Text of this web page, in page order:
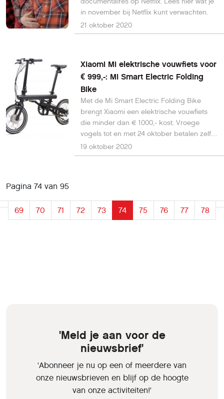
in november bij Netflix kunt verwachten.
21 oktober 2020
Xiaomi Mi elektrische vouwfiets voor
€ 999,-: Mi Smart Electric Folding
Bike
Met de Mi Smart Electric Folding Bike
brengt Xiaomi een elektrische vouwfiets
die minder dan € 1000,- kost. Vroege
vogels tot en met 24 oktober betalen zelfs
'maar' € 849,- voor deze 14,5 kg. 'zware'
fiets met een actieradius van 45 km.
19 oktober 2020
Pagina 74 van 95
69 70 71 72 73 74 75 76 77 78
'Meld je aan voor de
nieuwsbrief'
'Abonneer je nu op een of meerdere van
onze nieuwsbrieven en blijf op de hoogte
van onze activiteiten!'